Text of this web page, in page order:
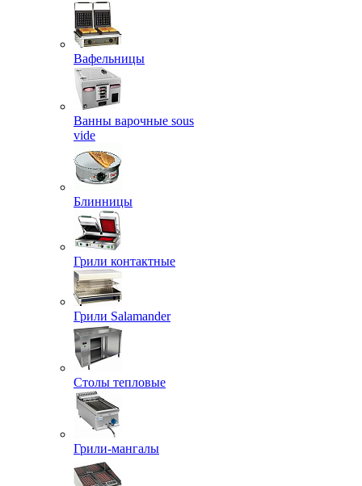
Вафельницы
Ванны варочные sous
vide
Блинницы
Грили контактные
Грили Salamander
Столы тепловые
Грили-мангалы